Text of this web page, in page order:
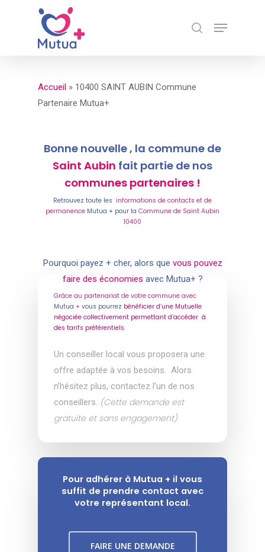
search
Menu
Accueil » 10400 SAINT AUBIN Commune
Partenaire Mutua+
Bonne nouvelle , la commune de
Saint Aubin fait partie de nos
communes partenaires !
Retrouvez toute les informations de contacts et de
permanence Mutua + pour la Commune de Saint Aubin
10400
Pourquoi payez + cher,alors que vous pouvez
faire des économies avec Mutua+ ?
Grâce au partenariat de votre commune avec
Mutua + vous pourrez bénéficier d’une Mutuelle
négociée collectivement permettant d’accéder à
des tarifs préférentiels.
Un conseiller local vous proposera une
offre adaptée à vos besoins. Alors
n’hésitez plus, contactez l’un de nos
conseillers. (Cette demande est
gratuite et sans engagement)
Pour adhérer à Mutua + il vous
suffit de prendre contact avec
votre représentant local.
FAIRE UNE DEMANDE